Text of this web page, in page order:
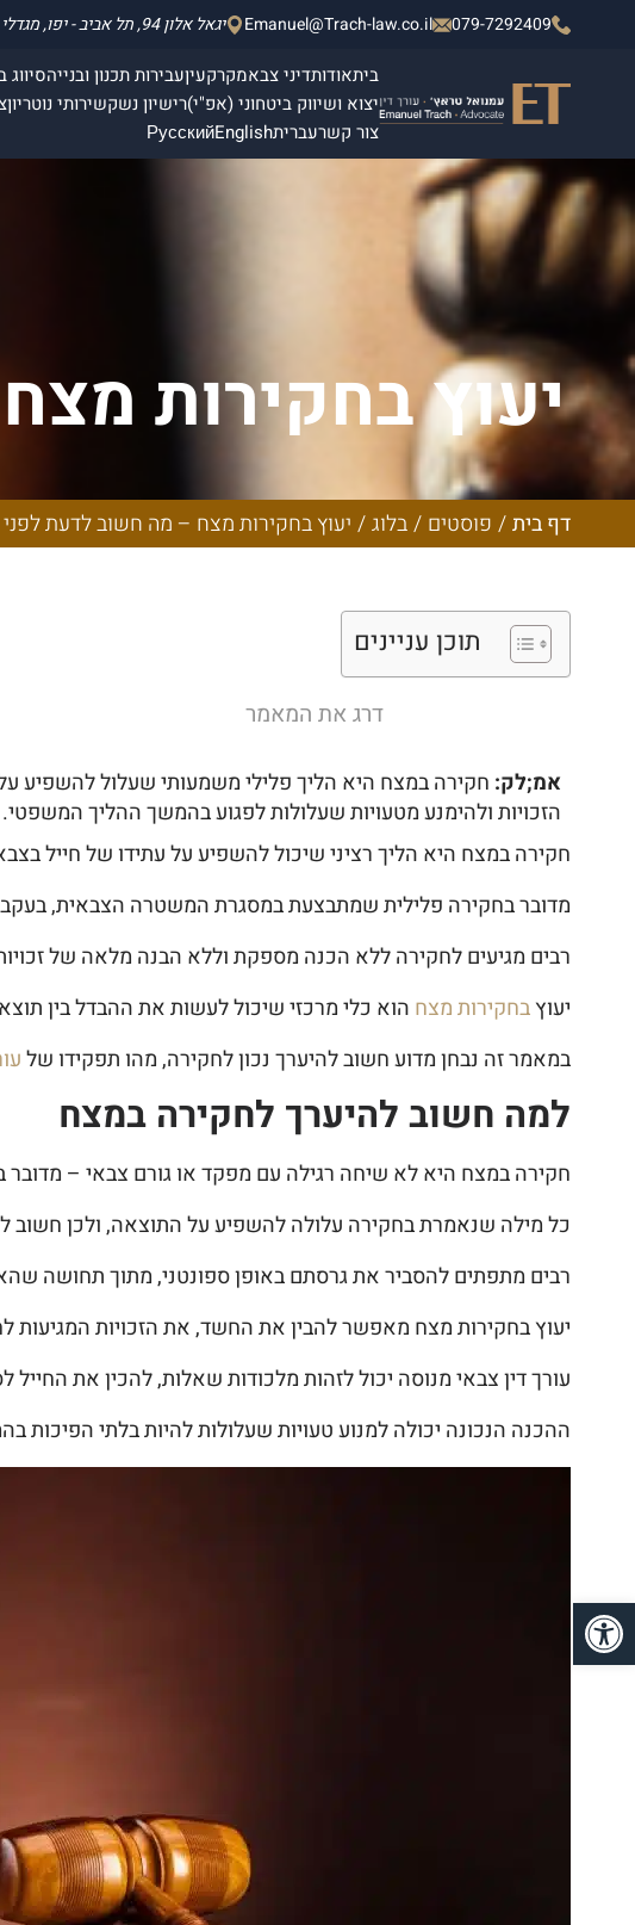
079-7292409
Emanuel@Trach-law.co.il יגאל אלון 94, תל אביב - יפו, מגדלי אלון 2, קומה 4.
ביתאודותדיני צבאמקרקעיןעבירות תכנון ובנייה
יצוא ושיווק ביטחוני (אפ"י)רישיון נשקשירותי נוטריון
צור קשרעבריתEnglish
Русский
יעוץ בחקירות
דף בית/ פוסטים /בלוג/ יעוץ בחקירות מצח – מה חשוב לדעת לפני
תוכן עניינים
דרג את המאמר
אמ;לק: חקירה במצח היא הליך פלילי משמעותי שעלול להשפיע
הזכויות ולהימנע מטעויות שעלולות לפגוע בהמשך ההליך המשפטי.
חקירה במצח היא הליך רציני שיכול להשפיע על עתידו של חייל
מדובר בחקירה פלילית שמתבצעת במסגרת המשטרה הצבאית,
רבים מגיעים לחקירה ללא הכנה מספקת וללא הבנה מלאה של
יעוץבחקירות מצח הוא כלי מרכזי שיכול לעשות את ההבדל בין
במאמר זה נבחן מדוע חשוב להיערך נכון לחקירה, מהו תפקידו של
למה חשוב להיערך לחקירה במצח
חקירה במצח היא לא שיחה רגילה עם מפקד או גורם צבאי –
כל מילה שנאמרת בחקירה עלולה להשפיע על התוצאה, ולכן חשוב
רבים מתפתים להסביר את גרסתם באופן ספונטני, מתוך תחושה
יעוץ בחקירות מצח מאפשר להבין את החשד, את הזכויות המגיעות
עורך דין צבאי מנוסה יכול לזהות מלכודות שאלות, להכין את
ההכנה הנכונה יכולה למנוע טעויות שעלולות להיות בלתי
פתח סרגל נגישות